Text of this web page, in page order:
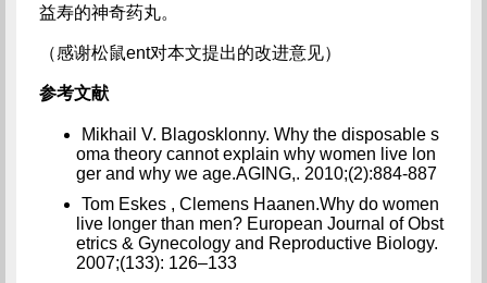
益寿的神奇药丸。
（感谢松鼠ent对本文提出的改进意见）
参考文献
Mikhail V. Blagosklonny. Why the disposable s
oma theory cannot explain why women live lon
ger and why we age.AGING,. 2010;(2):884-887
Tom Eskes , Clemens Haanen.Why do women
live longer than men? European Journal of Obst
etrics & Gynecology and Reproductive Biology.
2007;(133): 126–133